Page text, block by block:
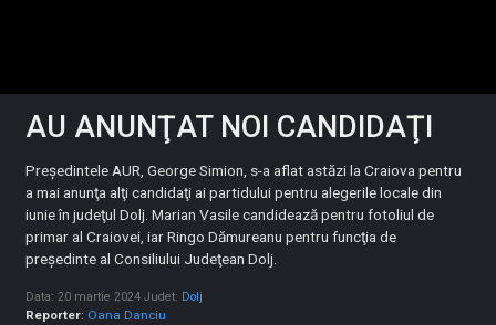
AU ANUNŢAT NOI CANDIDAŢI
Preşedintele AUR, George Simion, s-a aflat astăzi la Craiova pentru
a mai anunţa alţi candidaţi ai partidului pentru alegerile locale din
iunie în judeţul Dolj. Marian Vasile candidează pentru fotoliul de
primar al Craiovei, iar Ringo Dămureanu pentru funcţia de
preşedinte al Consiliului Judeţean Dolj.
Data: 20 martie 2024 Judet: Dolj
Reporter: Oana Danciu